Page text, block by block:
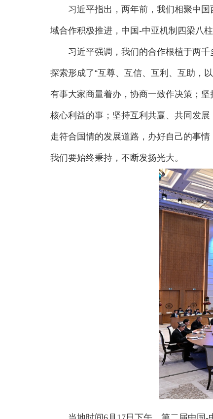
习近平指出，两年前，我们相聚中国西
域合作积极推进，中国-中亚机制四梁八
习近平强调，我们的合作根植于两千
探索形成了“互尊、互信、互利、互助，
有事大家商量着办，协商一致作决策；
核心利益的事；坚持互利共赢、共同发
走符合国情的发展道路，办好自己的事
我们要始终秉持，不断发扬光大。